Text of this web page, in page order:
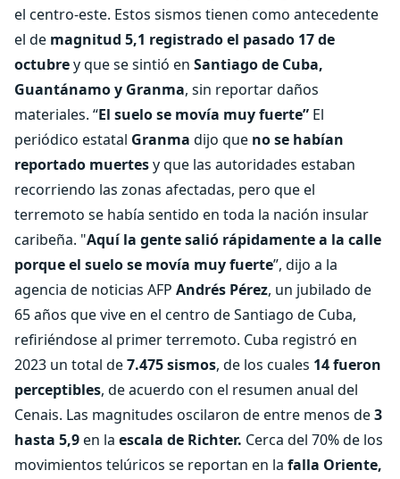
el centro-este. Estos sismos tienen como antecedente
el de magnitud 5,1 registrado el pasado 17 de
octubrey que se sintió en Santiago de Cuba,
Guantánamo y Granma, sin reportar daños
materiales. “El suelo se movía muy fuerte” El
periódico estatal Granma dijo que no se habían
reportado muertesy que las autoridades estaban
recorriendo las zonas afectadas, pero que el
terremoto se había sentido en toda la nación insular
caribeña. "Aquí la gente salió rápidamente a la calle
porque el suelo se movía muy fuerte”, dijo a la
agencia de noticias AFP Andrés Pérez, un jubilado de
65 años que vive en el centro de Santiago de Cuba,
refiriéndose al primer terremoto. Cuba registró en
2023 un total de7.475 sismos, de los cuales 14 fueron
perceptibles, de acuerdo con el resumen anual del
Cenais. Las magnitudes oscilaron de entre menos de3
hasta 5,9en la escala de Richter. Cerca del 70% de los
movimientos telúricos se reportan en la falla Oriente,